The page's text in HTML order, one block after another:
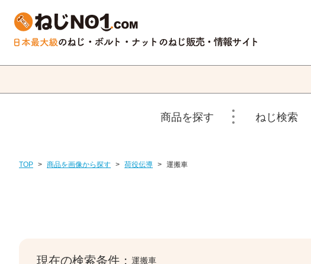
商品を探す ねじ検索
TOP > 商品を画像から探す > 荷役伝導 > 運搬車
現在の検索条件： 運搬車